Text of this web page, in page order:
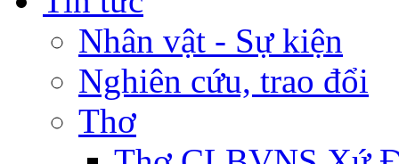
Nhân vật - Sự kiện
Nghiên cứu, trao đổi
Thơ